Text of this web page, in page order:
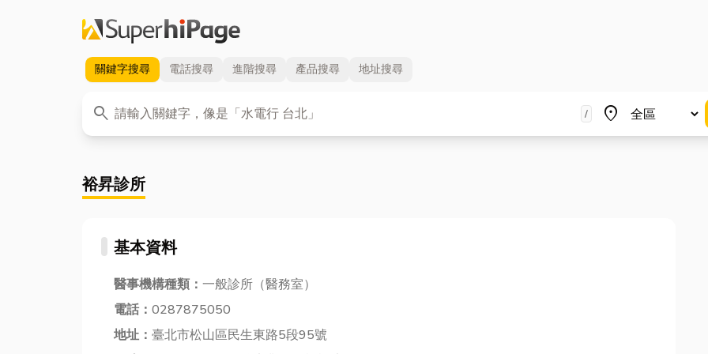
關鍵字搜尋 電話搜尋 進階搜尋 產品搜尋 地址搜尋
search
關鍵字 / place
地區
裕昇診所
基本資料
醫事機構種類： 一般診所（醫務室）
電話： 0287875050
地址： 臺北市松山區民生東路5段95號